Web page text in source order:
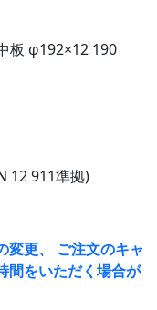
板 φ192×12 190
12 911準拠)
変更、 ご注文のキャ
間をいただく場合が